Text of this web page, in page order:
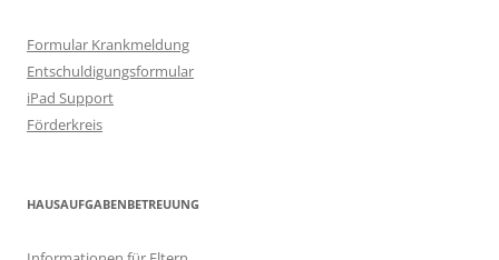
Formular Krankmeldung
Entschuldigungsformular
iPad Support
Förderkreis
HAUSAUFGABENBETREUUNG